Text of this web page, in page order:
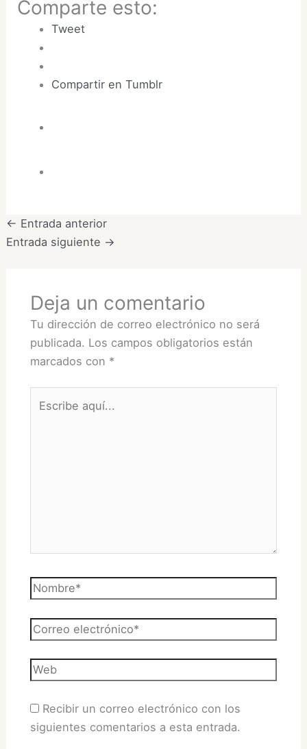
Comparte esto:
Tweet
Compartir en Tumblr
← Entrada anterior
Entrada siguiente →
Deja un comentario
Tu dirección de correo electrónico no será
publicada. Los campos obligatorios están
marcados con *
aquí...
Nombre*
Correo
electrónico*
Web
Recibir un correo electrónico con los
siguientes comentarios a esta entrada.